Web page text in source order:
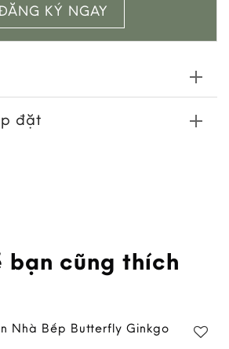
KÝ NGAY
đặt
bạn cũng thích
Nhà Bếp Butterfly Ginkgo